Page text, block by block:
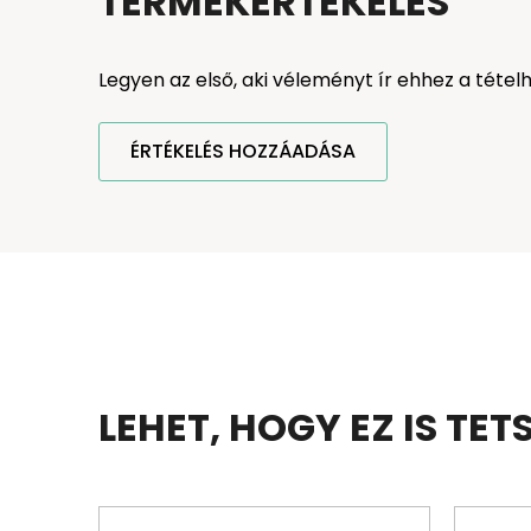
Legyen az első, aki véleményt ír ehhez a
ÉRTÉKELÉS HOZZÁADÁSA
LEHET, HOGY EZ IS